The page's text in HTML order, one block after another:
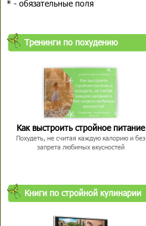
* - обязательные поля
Тренинги по похудению
Как выстроить стройное питание
Похудеть, не считая каждую калорию и без
запрета любимых вкусностей
Книги по стройной кулинарии